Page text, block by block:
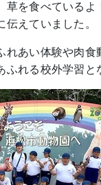
草を食べている
えていました。
れあい体験や肉食
ふれる校外学習と